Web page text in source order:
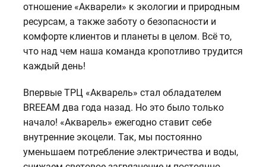
отношение «Акварели» к экологии и природным
ресурсам, а также заботу о безопасности и
комфорте клиентов и планеты в целом. Всё то,
что над чем наша команда кропотливо трудится
каждый день!
Впервые ТРЦ «Акварель» стал обладателем
BREEAM два года назад. Но это было только
начало! «Акварель» ежегодно ставит себе
внутренние экоцели. Так, мы постоянно
уменьшаем потребление электричества и воды,